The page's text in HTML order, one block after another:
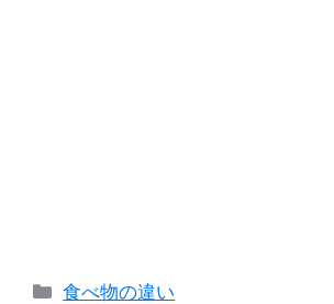
カ
食べ物の違い